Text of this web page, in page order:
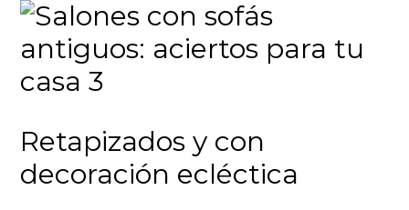
Retapizados y con
decoración ecléctica